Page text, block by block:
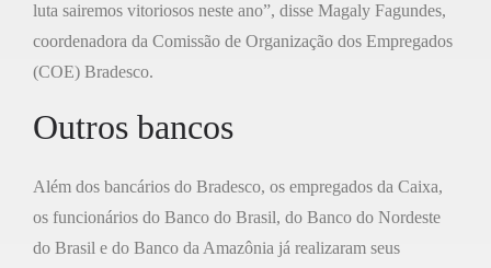
luta sairemos vitoriosos neste ano”, disse Magaly Fagundes,
coordenadora da Comissão de Organização dos Empregados
(COE) Bradesco.
Outros bancos
Além dos bancários do Bradesco, os empregados da Caixa,
os funcionários do Banco do Brasil, do Banco do Nordeste
do Brasil e do Banco da Amazônia já realizaram seus